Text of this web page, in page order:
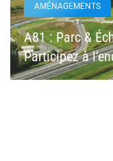
AMÉNAGEMENTS
A81 : Parc &
Participez à